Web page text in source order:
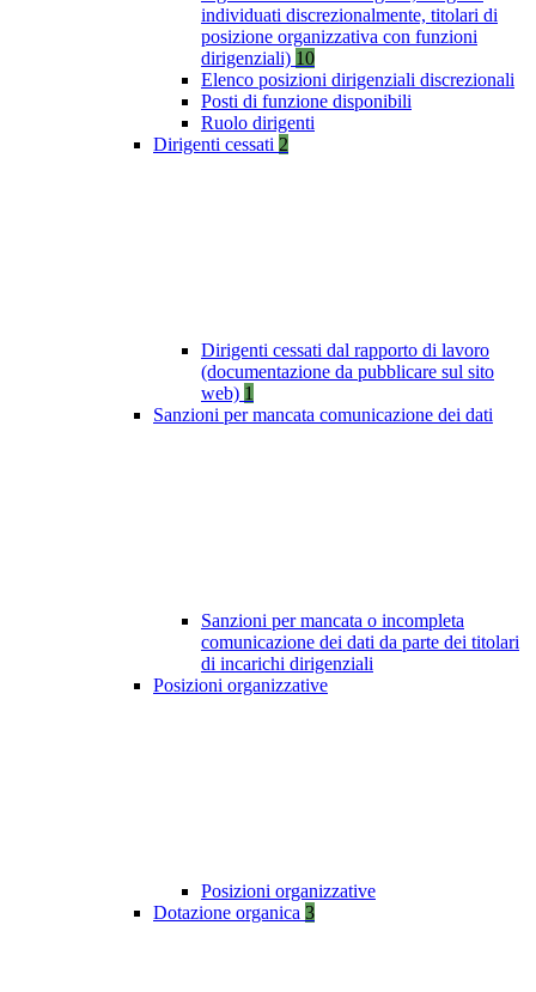
individuati discrezionalmente, titolari di
posizione organizzativa con funzioni
dirigenziali) 10
Elenco posizioni dirigenziali discrezionali
Posti di funzione disponibili
Ruolo dirigenti
Dirigenti cessati 2
Dirigenti cessati dal rapporto di lavoro
(documentazione da pubblicare sul sito
web) 1
Sanzioni per mancata comunicazione dei dati
Sanzioni per mancata o incompleta
comunicazione dei dati da parte dei titolari
di incarichi dirigenziali
Posizioni organizzative
Posizioni organizzative
Dotazione organica 3